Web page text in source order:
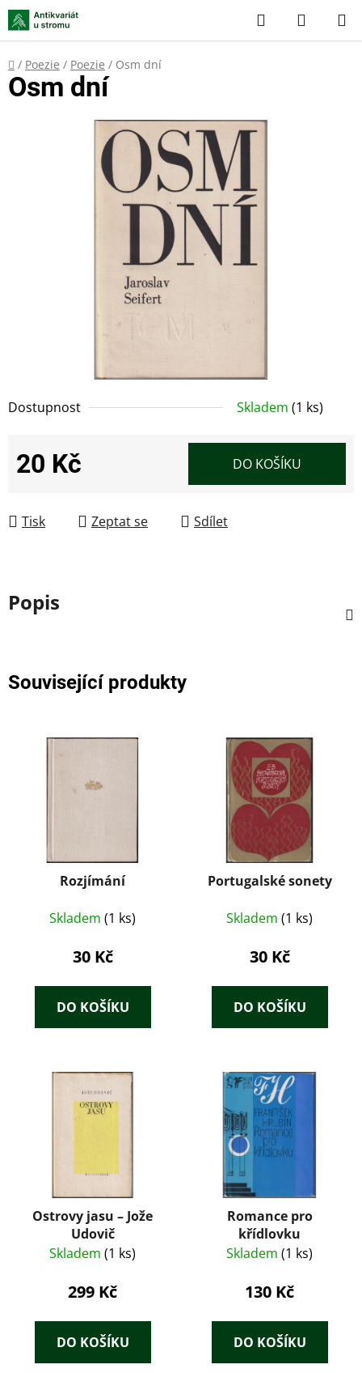
Přejít
na
obsah
Hledat
KOŠÍK
Domů
/ Poezie / Poezie / Osm dní
Dostupnost Skladem (1 ks)
20 Kč DO KOŠÍKU
Tisk Zeptat se Sdílet
Osm dní
Popis
Související produkty
Rozjímání
Skladem (1 ks)
30 Kč
DO KOŠÍKU
Portugalské sonety
Skladem (1 ks)
30 Kč
DO KOŠÍKU
Ostrovy jasu – Jože
Udovič
Skladem (1 ks)
299 Kč
DO KOŠÍKU
Romance pro
křídlovku
Skladem (1 ks)
130 Kč
DO KOŠÍKU